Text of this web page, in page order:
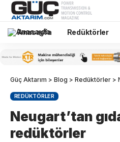
Anasayfa Redüktörler
Güç Aktarım > Blog > Redüktörler >
REDÜKTÖRLER
Neugart’tan
redüktörler